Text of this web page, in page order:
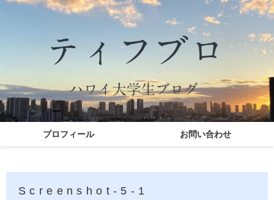
プロフィール お問い合わせ
Screenshot-5-1